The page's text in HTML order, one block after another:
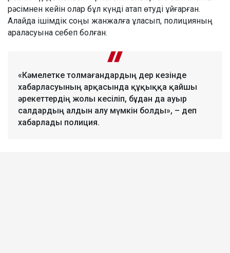
рәсімнен кейін олар бұл күнді атап өтуді ұйғарған.
Алайда ішімдік соңы жанжалға ұласып, полицияның
араласуына себеп болған.
«Кәмелетке толмағандардың дер кезінде
хабарласуының арқасында құқыққа қайшы
әрекеттердің жолы кесіліп, бұдан да ауыр
салдардың алдын алу мүмкін болды», – деп
хабарлады полиция.